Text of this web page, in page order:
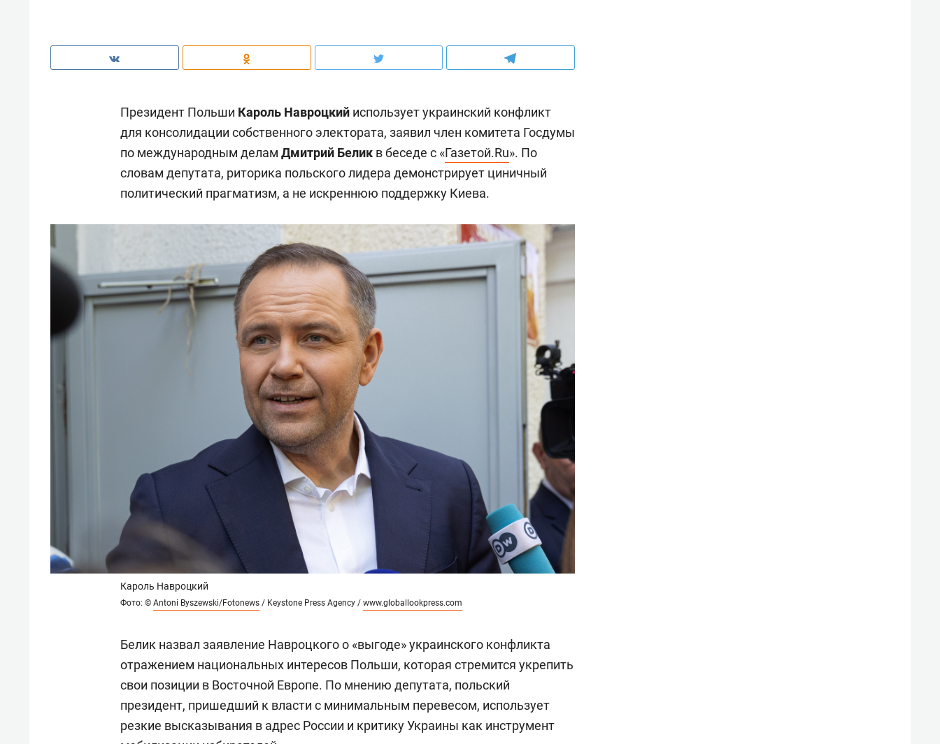
Президент Польши Кароль Навроцкий использует украинский конфликт
для консолидации собственного электората, заявил член комитета Госдумы
по международным делам Дмитрий Белик в беседе с «Газетой.Ru». По
словам депутата, риторика польского лидера демонстрирует циничный
политический прагматизм, а не искреннюю поддержку Киева.
Кароль Навроцкий
Фото: © Antoni Byszewski/Fotonews / Keystone Press Agency / www.globallookpress.com
Белик назвал заявление Навроцкого о «выгоде» украинского конфликта
отражением национальных интересов Польши, которая стремится укрепить
свои позиции в Восточной Европе. По мнению депутата, польский
президент, пришедший к власти с минимальным перевесом, использует
резкие высказывания в адрес России и критику Украины как инструмент